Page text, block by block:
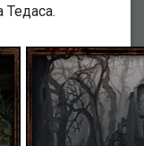
Тедаса.